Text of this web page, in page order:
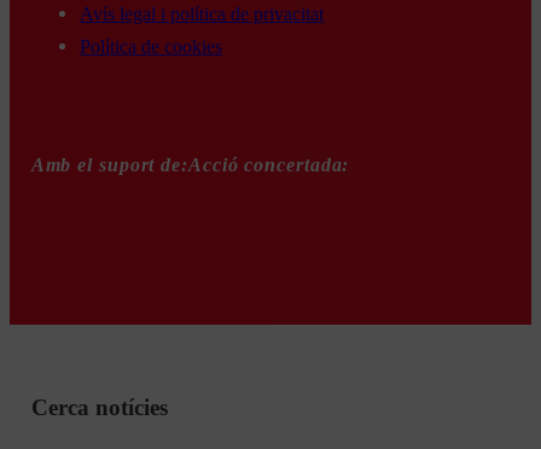
Avís legal i política de privacitat
Política de cookies
Amb el suport de:Acció concertada:
Cerca notícies